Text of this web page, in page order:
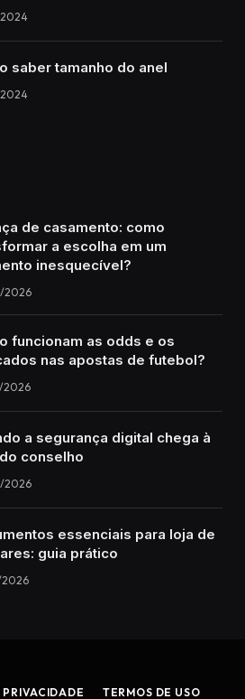
saber tamanho do anel
de casamento: como
a escolha em um
inesquecível?
2026
funcionam as odds e os
nas apostas de futebol?
2026
a segurança digital chega à
conselho
2026
essenciais para loja de
guia prático
TERMOS DE USO